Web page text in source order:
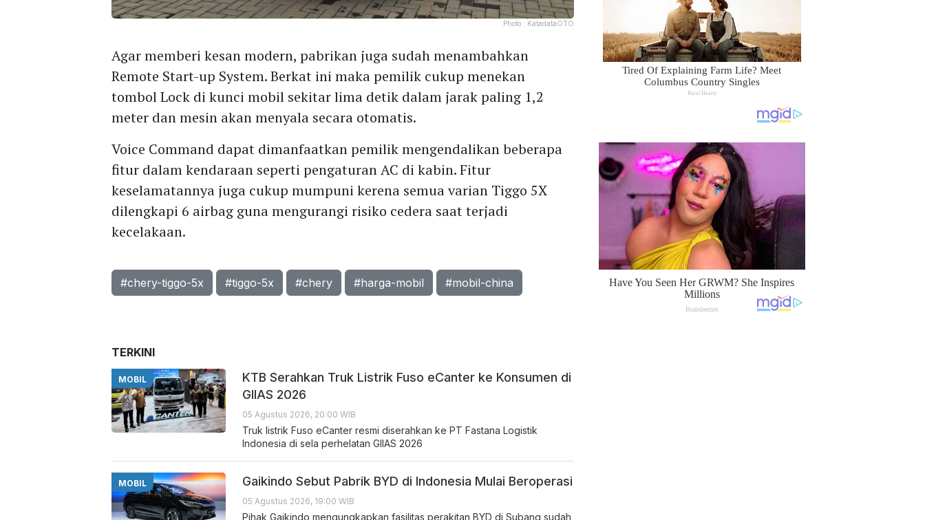
Photo : KatadataOTO
Agar memberi kesan modern, pabrikan juga sudah menambahkan
Remote Start-up System. Berkat ini maka pemilik cukup menekan
tombol Lock di kunci mobil sekitar lima detik dalam jarak paling 1,2
meter dan mesin akan menyala secara otomatis.
Voice Command dapat dimanfaatkan pemilik mengendalikan beberapa
fitur dalam kendaraan seperti pengaturan AC di kabin. Fitur
keselamatannya juga cukup mumpuni kerena semua varian Tiggo 5X
dilengkapi 6 airbag guna mengurangi risiko cedera saat terjadi
kecelakaan.
#chery-tiggo-5x #tiggo-5x #chery #harga-mobil #mobil-china
TERKINI
MOBIL
KTB Serahkan Truk Listrik Fuso eCanter ke Konsumen di
GIIAS 2026
05 Agustus 2026, 20:00 WIB
Truk listrik Fuso eCanter resmi diserahkan ke PT Fastana Logistik
Indonesia di sela perhelatan GIIAS 2026
MOBIL Gaikindo Sebut Pabrik BYD di Indonesia Mulai Beroperasi
05 Agustus 2026, 19:00 WIB
Pihak Gaikindo mengungkapkan fasilitas perakitan BYD di Subang sudah